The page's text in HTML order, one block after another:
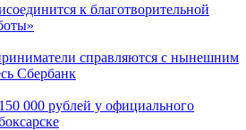
к благотворительной
справляются с нынешним
Сбербанк
000 рублей у официального